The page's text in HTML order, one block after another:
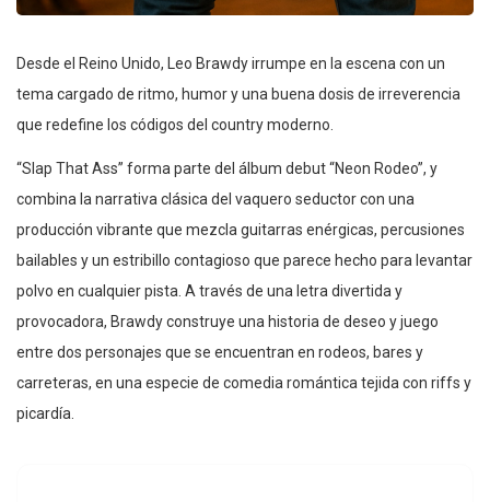
Desde el Reino Unido, Leo Brawdy irrumpe en la escena con un
tema cargado de ritmo, humor y una buena dosis de irreverencia
que redefine los códigos del country moderno.
“Slap That Ass” forma parte del álbum debut “Neon Rodeo”, y
combina la narrativa clásica del vaquero seductor con una
producción vibrante que mezcla guitarras enérgicas, percusiones
bailables y un estribillo contagioso que parece hecho para levantar
polvo en cualquier pista. A través de una letra divertida y
provocadora, Brawdy construye una historia de deseo y juego
entre dos personajes que se encuentran en rodeos, bares y
carreteras, en una especie de comedia romántica tejida con riffs y
picardía.